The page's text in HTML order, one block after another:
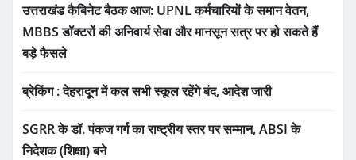
उत्तराखंड कैबिनेट बैठक आज: UPNL कर्मचारियों के समान वेतन,
MBBS डॉक्टरों की अनिवार्य सेवा और मानसून सत्र पर हो सकते हैं
बड़े फैसले
ब्रेकिंग : देहरादून में कल सभी स्कूल रहेंगे बंद, आदेश जारी
SGRR के डॉ. पंकज गर्ग का राष्ट्रीय स्तर पर सम्मान, ABSI के
निदेशक (शिक्षा) बने